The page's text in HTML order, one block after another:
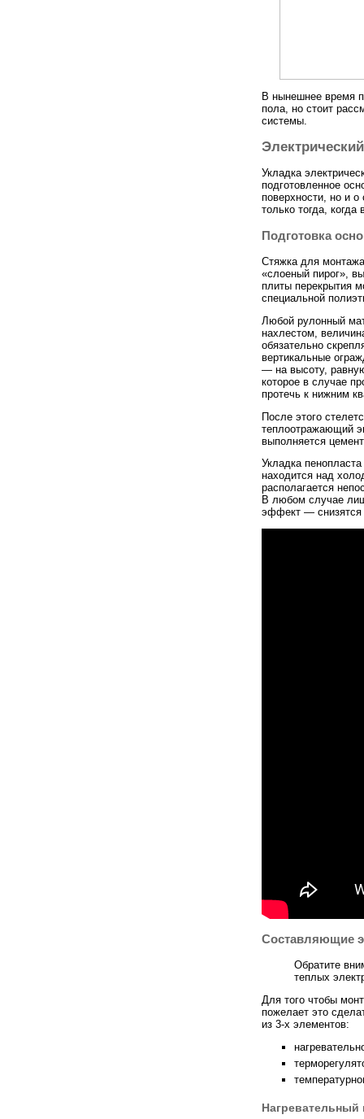
В нынешнее время
пола, но стоит
системы.
Укладка
подготовленное
поверхности, но и
только тогда,
Подготовка
Стяжка для
«слоеный пирог»,
плиты перекрытия
специальной
Любой рулонный
нахлестом,
обязательно
вертикальные
— на высоту,
которое в случае
протечь к нижним
После этого
теплоотражающий
выполняется
Укладка
находится над
располагается
В любом случае
эффект — снизятся
Составляющие
Обратите
теплых
Для того чтобы
пожелает это
из 3-х элементов:
Нагревательный